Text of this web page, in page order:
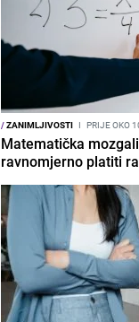
/ZANIMLJIVOSTI I PRIJE OKO
Matematička
ravnomjerno platiti